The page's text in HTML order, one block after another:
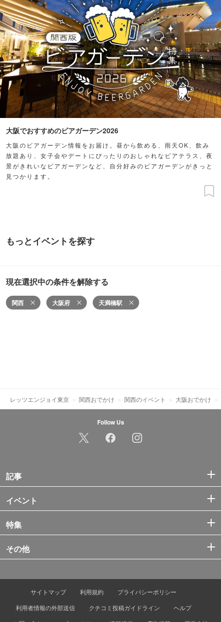
大阪でおすすめのビアガーデン2026
大阪のビアガーデン情報をお届け。昼から飲める、雨天OK、飲み
放題あり、女子会やデートにぴったりのおしゃれなビアテラス、夜
景がきれいなビアガーデンなど、自分好みのビアガーデンがきっと
見つかります。
もっとイベントを探す
現在選択中の条件を解除する
関西 大阪府 天満橋駅
レッツエンジョイ東京 関西おでかけ 関西のイベント 大阪おでかけ
Follow Us
記事
イベント
特集
その他
サイトマップ 利用規約
プライバシーポリシー
利用者情報の外部送信
クチコミ投稿ガイドライン
ヘルプ